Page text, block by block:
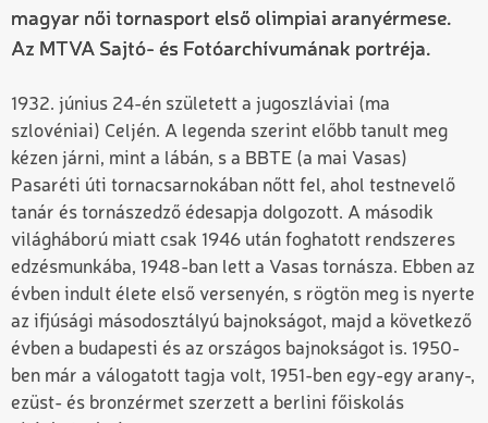
magyar női tornasport első olimpiai aranyérmese.
Az MTVA Sajtó- és Fotóarchívumának portréja.
1932. június 24-én született a jugoszláviai (ma
szlovéniai) Celjén. A legenda szerint előbb tanult meg
kézen járni, mint a lábán, s a BBTE (a mai Vasas)
Pasaréti úti tornacsarnokában nőtt fel, ahol testnevelő
tanár és tornászedző édesapja dolgozott. A második
világháború miatt csak 1946 után foghatott rendszeres
edzésmunkába, 1948-ban lett a Vasas tornásza. Ebben az
évben indult élete első versenyén, s rögtön meg is nyerte
az ifjúsági másodosztályú bajnokságot, majd a következő
évben a budapesti és az országos bajnokságot is. 1950-
ben már a válogatott tagja volt, 1951-ben egy-egy arany-,
ezüst- és bronzérmet szerzett a berlini főiskolás